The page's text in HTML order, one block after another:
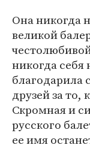
Она никогда
великой
никогда себя
благодарила
друзей за то,
Скромная и
русского
ее имя